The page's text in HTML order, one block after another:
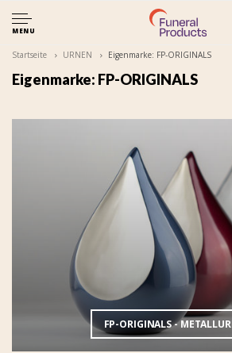
MENU
Startseite URNEN Eigenmarke: FP-ORIGINALS
Eigenmarke: FP-ORIGINALS
FP-ORIGINALS -